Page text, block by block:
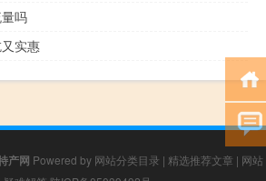
吗
实惠
产网 Powered by 网站分类目录 | 精选推荐文章 | 网站